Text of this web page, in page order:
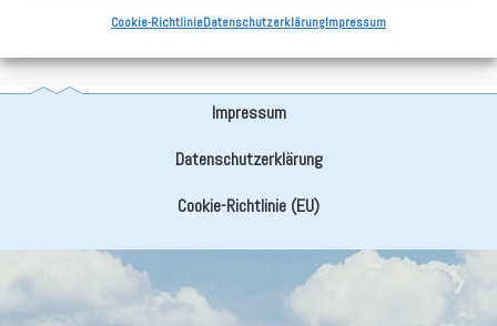
Cookie-RichtlinieDatenschutzerklärungImpressum
Zurück zu News
Impressum
Datenschutzerklärung
Cookie-Richtlinie (EU)